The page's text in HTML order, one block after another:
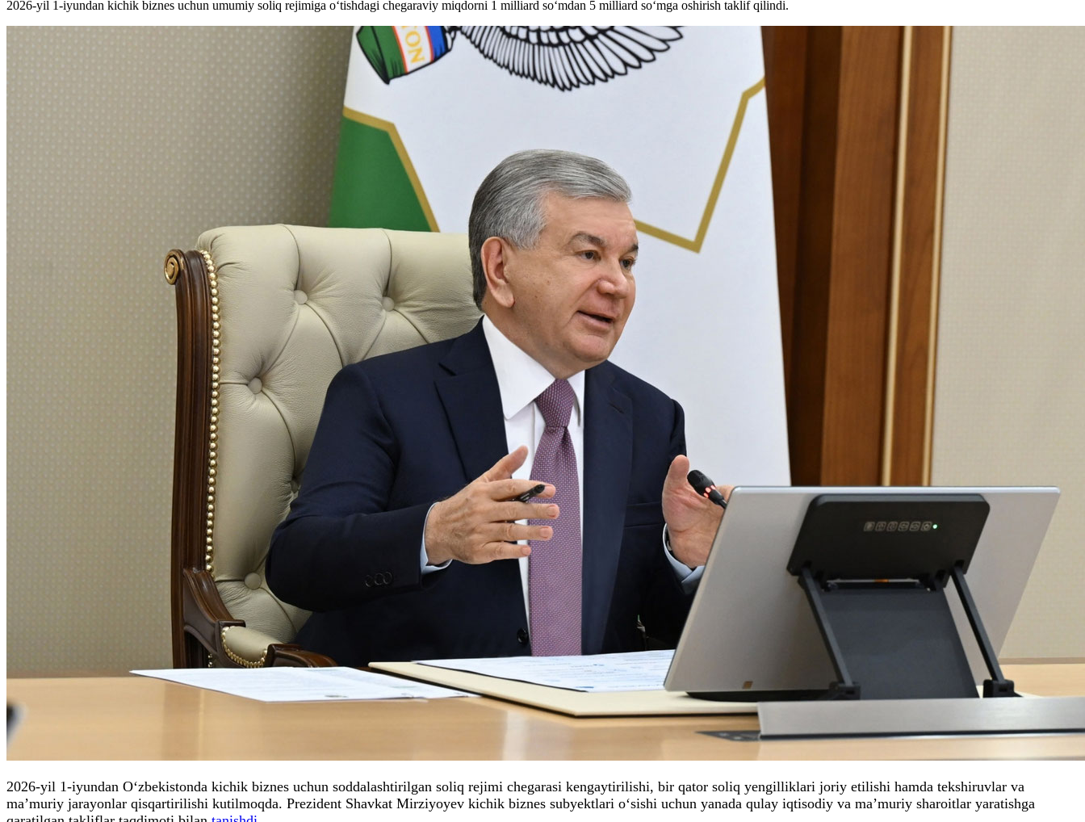
2026-yil 1-iyundan kichik biznes uchun umumiy soliq rejimiga o‘tishdagi chegaraviy miqdorni 1 milliard so‘mdan 5 milliard so‘mga oshirish taklif qilindi.
2026-yil 1-iyundan O‘zbekistonda kichik biznes uchun soddalashtirilgan soliq rejimi chegarasi kengaytirilishi, bir qator soliq yengilliklari joriy etilishi hamda tekshiruvlar va
ma’muriy jarayonlar qisqartirilishi kutilmoqda. Prezident Shavkat Mirziyoyev kichik biznes subyektlari o‘sishi uchun yanada qulay iqtisodiy va ma’muriy sharoitlar yaratishga